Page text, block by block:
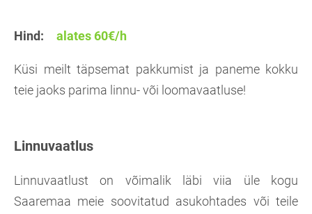
Hind: alates 60€/h
Küsi meilt täpsemat pakkumist ja paneme kokku
teie jaoks parima linnu- või loomavaatluse!
Linnuvaatlus
Linnuvaatlust on võimalik läbi viia üle kogu
Saaremaa meie soovitatud asukohtades või teile